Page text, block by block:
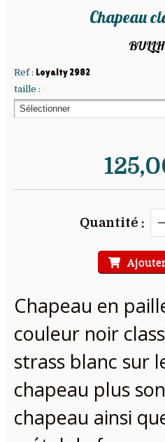
Chapeau
Ref : Loyalty 2982
taille :
Quantité :
Chapeau en
couleur noir
strass blanc sur
chapeau plus
chapeau ainsi